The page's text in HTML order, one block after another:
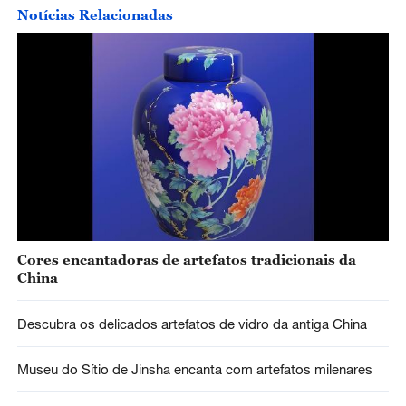
Notícias Relacionadas
Cores encantadoras de artefatos tradicionais da
China
Descubra os delicados artefatos de vidro da antiga China
Museu do Sítio de Jinsha encanta com artefatos milenares